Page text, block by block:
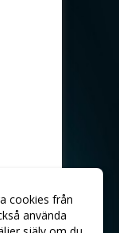
cookies från
använda